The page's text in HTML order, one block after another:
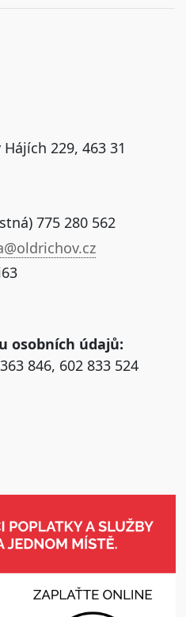
229, 463 31
775 280 562
osobních údajů:
846, 602 833 524